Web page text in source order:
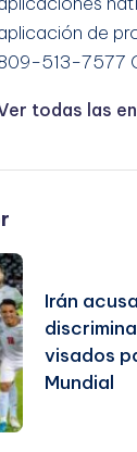
de
513-7577
todas las
Irán acusa
visados
Mundial